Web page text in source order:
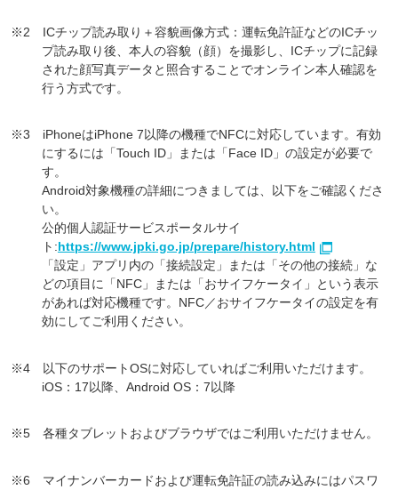
※2 ICチップ読み取り＋容貌画像方式：運転免許証などのICチッ
プ読み取り後、本人の容貌（顔）を撮影し、ICチップに記録
された顔写真データと照合することでオンライン本人確認を
行う方式です。
※3 iPhoneはiPhone 7以降の機種でNFCに対応しています。有効
にするには「Touch ID」または「Face ID」の設定が必要で
す。
Android対象機種の詳細につきましては、以下をご確認くださ
い。
公的個人認証サービスポータルサイ
ト:https://www.jpki.go.jp/prepare/history.html
「設定」アプリ内の「接続設定」または「その他の接続」な
どの項目に「NFC」または「おサイフケータイ」という表示
があれば対応機種です。NFC／おサイフケータイの設定を有
効にしてご利用ください。
※4 以下のサポートOSに対応していればご利用いただけます。
iOS：17以降、Android OS：7以降
※5 各種タブレットおよびブラウザではご利用いただけません。
※6 マイナンバーカードおよび運転免許証の読み込みにはパスワ